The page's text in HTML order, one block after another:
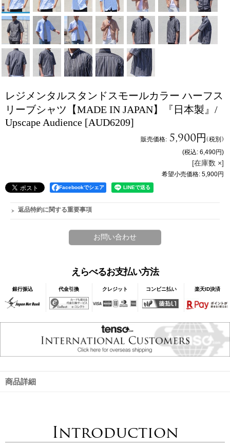
レジメンタルスタンドスモールカラー ハーフス
リーブシャツ【MADE IN JAPAN】『日本製』/
Upscape Audience [AUD6209]
販売価格: 5,900円(税別)
(税込: 6,490円)
[在庫数 ×]
希望小売価格: 5,900円
Facebookでシェア
返品特約に関する重要事項
えらべるお支払い方法
銀行振込 代金引換 クレジット コンビニ払い 楽天ID決済
商品詳細
Introduction